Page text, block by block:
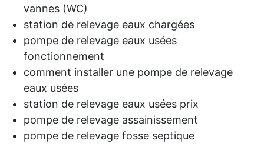
vannes (WC)
station de relevage eaux chargées
pompe de relevage eaux usées
fonctionnement
comment installer une pompe de relevage
eaux usées
station de relevage eaux usées prix
pompe de relevage assainissement
pompe de relevage fosse septique